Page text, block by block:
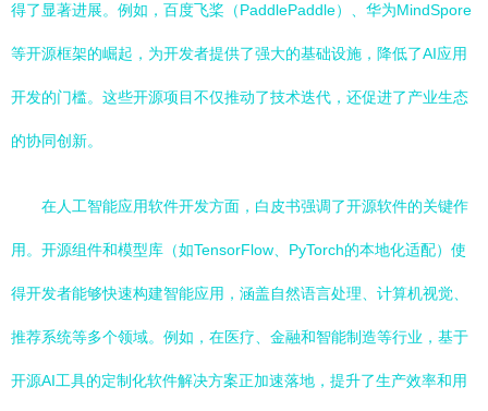
得了显著进展。例如，百度飞桨（PaddlePaddle）、华为MindSpore
等开源框架的崛起，为开发者提供了强大的基础设施，降低了AI应用
开发的门槛。这些开源项目不仅推动了技术迭代，还促进了产业生态
的协同创新。
在人工智能应用软件开发方面，白皮书强调了开源软件的关键作
用。开源组件和模型库（如TensorFlow、PyTorch的本地化适配）使
得开发者能够快速构建智能应用，涵盖自然语言处理、计算机视觉、
推荐系统等多个领域。例如，在医疗、金融和智能制造等行业，基于
开源AI工具的定制化软件解决方案正加速落地，提升了生产效率和用